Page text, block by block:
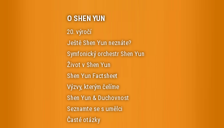
O SHEN YUN
20. výročí
Ještě Shen Yun neznáte?
Symfonický orchestr Shen Yun
Život v Shen Yun
Shen Yun Factsheet
Výzvy, kterým čelíme
Shen Yun & Duchovnost
Seznamte se s umělci
Časté otázky